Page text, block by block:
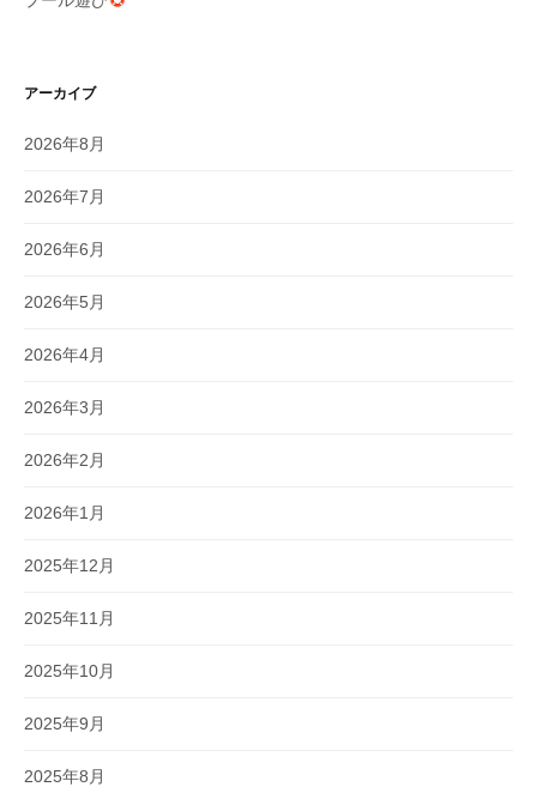
アーカイブ
2026年8月
2026年7月
2026年6月
2026年5月
2026年4月
2026年3月
2026年2月
2026年1月
2025年12月
2025年11月
2025年10月
2025年9月
2025年8月